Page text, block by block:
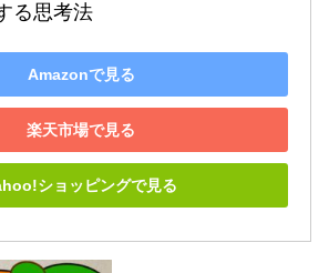
る思考法
Amazonで見る
楽天市場で見る
ショッピングで見る